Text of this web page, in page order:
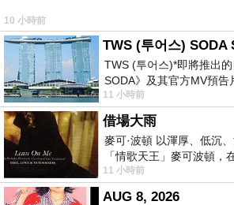
10 小時前
TWS (투어스) SODA
TWS (투어스)*即將推出
SODA》及其官方MV預
一經發布， 就引發了粉絲
11 小時前
借場大雨
麥可·波頓 以渾厚、低沉
「情歌天王」麥可波頓，
瘤「祈禱早日康復，一切
11 小時前
AUG 8, 2026